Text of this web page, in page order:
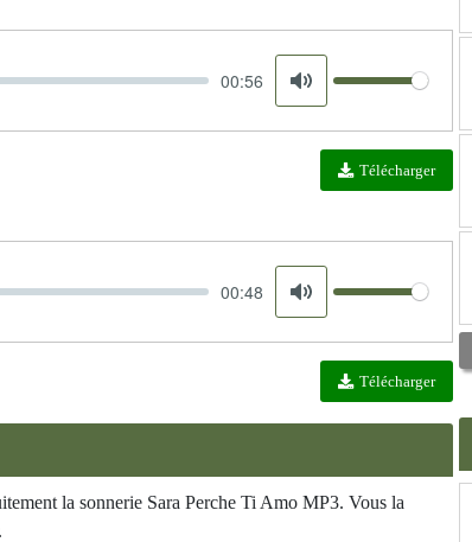
00:56
Mute
Volume
Télécharger
00:48
Mute
Volume
Télécharger
la sonnerie Sara Perche Ti Amo MP3. Vous la